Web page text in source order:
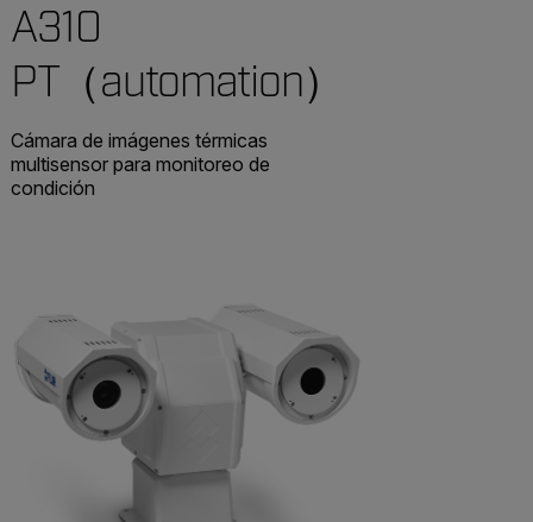
A310
PT（automation）
Cámara de imágenes térmicas
multisensor para monitoreo de
condición